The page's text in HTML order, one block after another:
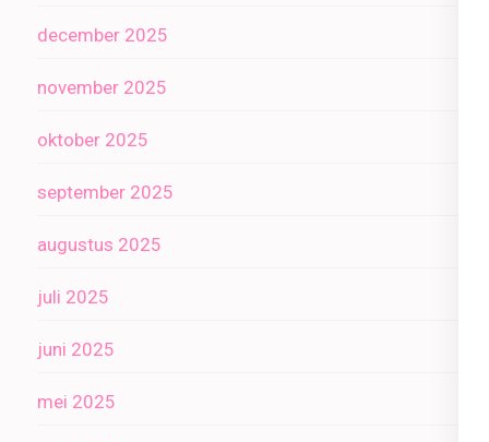
december 2025
november 2025
oktober 2025
september 2025
augustus 2025
juli 2025
juni 2025
mei 2025